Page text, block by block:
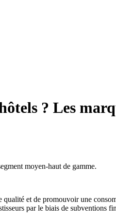
? Les
moyen-haut de gamme.
et de promouvoir une
par le biais de subventions